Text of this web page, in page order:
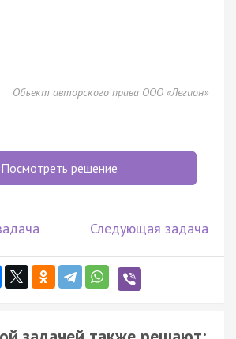
Объект авторского права ООО «Легион»
Посмотреть решение
Следующая задача